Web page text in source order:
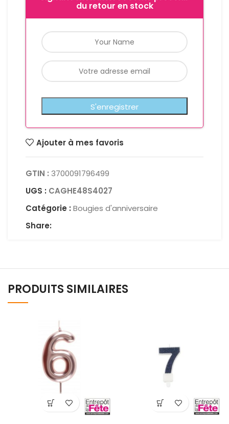
du retour en stock
Ajouter à mes favoris
GTIN : 3700091796499
UGS : CAGHE48S4027
Catégorie : Bougies d'anniversaire
Share:
PRODUITS SIMILAIRES